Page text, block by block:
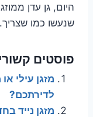
היום, גן עדן
שנעשו כמו שצריך.
פוסטים
מזגן עילי
לדירתכם?
מזגן נייד